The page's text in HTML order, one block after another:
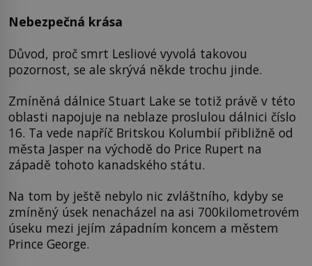
Nebezpečná krása
Důvod, proč smrt Lesliové vyvolá takovou
pozornost, se ale skrývá někde trochu jinde.
Zmíněná dálnice Stuart Lake se totiž právě v této
oblasti napojuje na neblaze proslulou dálnici číslo
16. Ta vede napříč Britskou Kolumbií přibližně od
města Jasper na východě do Price Rupert na
západě tohoto kanadského státu.
Na tom by ještě nebylo nic zvláštního, kdyby se
zmíněný úsek nenacházel na asi 700kilometrovém
úseku mezi jejím západním koncem a městem
Prince George.